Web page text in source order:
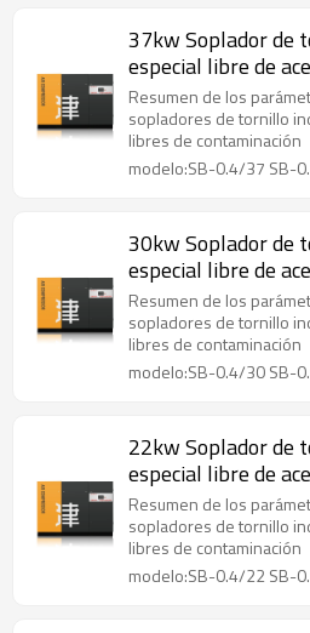
37kw Soplador de
especial libre de
contaminación0.4/
Resumen de los
sopladores de tornillo
libres de contaminación
30kw Soplador de
especial libre de
contaminación0.4/
Resumen de los
sopladores de tornillo
libres de contaminación
22kw Soplador de
especial libre de
contaminación0.4/
Resumen de los
sopladores de tornillo
libres de contaminación